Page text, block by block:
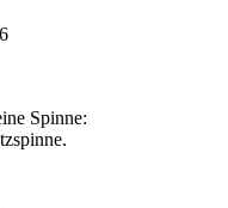
Spinne: